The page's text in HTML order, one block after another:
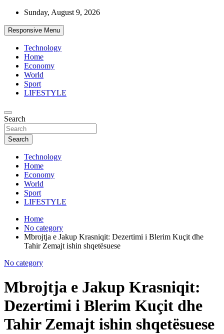
Skip
content
Sunday, August 9, 2026
Responsive Menu
Technology
Home
Economy
World
Sport
LIFESTYLE
d7-news.com
News
Search
Search
Technology
Home
Economy
World
Sport
LIFESTYLE
Home
No category
Mbrojtja e Jakup Krasniqit: Dezertimi i Blerim Kuçit dhe
Tahir Zemajt ishin shqetësuese
No category
Mbrojtja e Jakup Krasniqit:
Dezertimi i Blerim Kuçit dhe
Tahir Zemajt ishin shqetësuese